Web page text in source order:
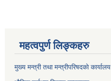
महत्वपुर्ण लिङ्कहरु
मुख्य मन्त्री तथा मन्त्रीपरिषदकाे कार्यालय